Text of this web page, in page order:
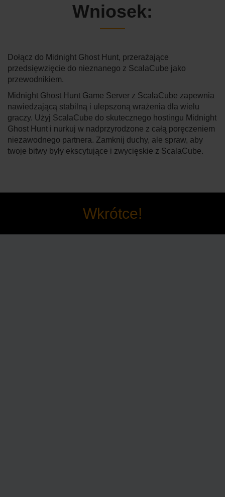
Wniosek:
Dołącz do Midnight Ghost Hunt, przerażające
przedsięwzięcie do nieznanego z ScalaCube jako
przewodnikiem.
Midnight Ghost Hunt Game Server z ScalaCube zapewnia
nawiedzającą stabilną i ulepszoną wrażenia dla wielu
graczy. Użyj ScalaCube do skutecznego hostingu Midnight
Ghost Hunt i nurkuj w nadprzyrodzone z całą poręczeniem
niezawodnego partnera. Zamknij duchy, ale spraw, aby
twoje bitwy były ekscytujące i zwycięskie z ScalaCube.
Wkrótce!